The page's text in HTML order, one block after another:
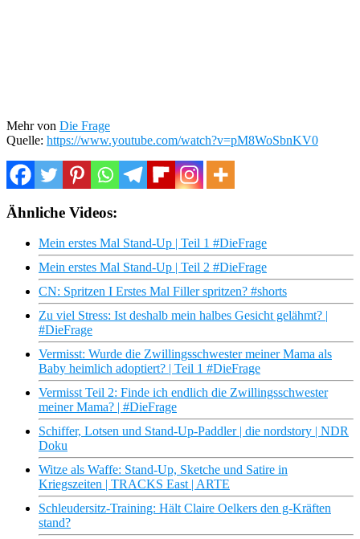
Mehr von Die Frage
Quelle: https://www.youtube.com/watch?v=pM8WoSbnKV0
Ähnliche Videos:
Mein erstes Mal Stand-Up | Teil 1 #DieFrage
Mein erstes Mal Stand-Up | Teil 2 #DieFrage
CN: Spritzen I Erstes Mal Filler spritzen? #shorts
Zu viel Stress: Ist deshalb mein halbes Gesicht gelähmt? |
#DieFrage
Vermisst: Wurde die Zwillingsschwester meiner Mama als
Baby heimlich adoptiert? | Teil 1 #DieFrage
Vermisst Teil 2: Finde ich endlich die Zwillingsschwester
meiner Mama? | #DieFrage
Schiffer, Lotsen und Stand-Up-Paddler | die nordstory | NDR
Doku
Witze als Waffe: Stand-Up, Sketche und Satire in
Kriegszeiten | TRACKS East | ARTE
Schleudersitz-Training: Hält Claire Oelkers den g-Kräften
stand?